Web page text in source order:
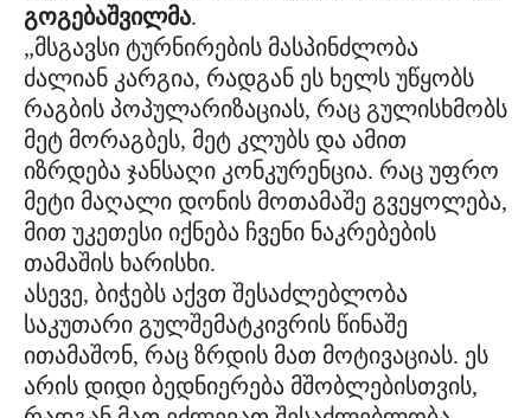
გოგებაშვილმა.
„მსგავსი ტურნირების მასპინძლობა
ძალიან კარგია, რადგან ეს ხელს უწყობს
რაგბის პოპულარიზაციას, რაც გულისხმობს
მეტ მორაგბეს, მეტ კლუბს და ამით
იზრდება ჯანსაღი კონკურენცია. რაც უფრო
მეტი მაღალი დონის მოთამაშე გვეყოლება,
მით უკეთესი იქნება ჩვენი ნაკრებების
თამაშის ხარისხი.
ასევე, ბიჭებს აქვთ შესაძლებლობა
საკუთარი გულშემატკივრის წინაშე
ითამაშონ, რაც ზრდის მათ მოტივაციას. ეს
არის დიდი ბედნიერება მშობლებისთვის,